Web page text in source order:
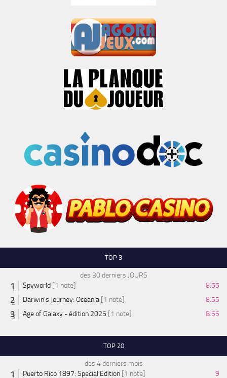
TOP 3
des 30 derniers JOURS
Spyworld [1 note]
8.55
Darwin's Journey: Oceania [1 note]
8.55
Age of Galaxy - édition 2025 [1 note] 8.55
TOP 20
des 4 derniers mois
Puerto Rico 1897: Special Edition [1 note] 9